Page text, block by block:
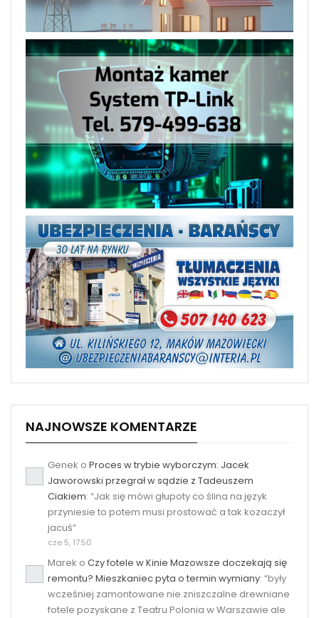
NAJNOWSZE KOMENTARZE
Genek o Proces w trybie wyborczym: Jacek
Jaworowski przegrał w sądzie z Tadeuszem
Ciakiem: “Jak się mówi głupoty co ślina na język
przyniesie to potem musi prostować a tak kozaczył
jacuś”
cze 5, 17:50
Marek o Czy fotele w Kinie Mazowsze doczekają się
remontu? Mieszkaniec pyta o termin wymiany: “były
wcześniej zamontowane nie zniszczalne drewniane
fotele pozyskane z Teatru Polonia w Warszawie ale